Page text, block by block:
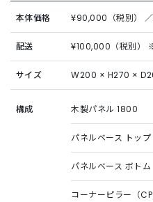
本体価格 ¥90,000（税別）
配送 ¥100,000（税別）
サイズ W200 × H270 ×
構成 木製パネル 1800
パネルベース トップ
パネルベース ボトム
コーナーピラー（CP